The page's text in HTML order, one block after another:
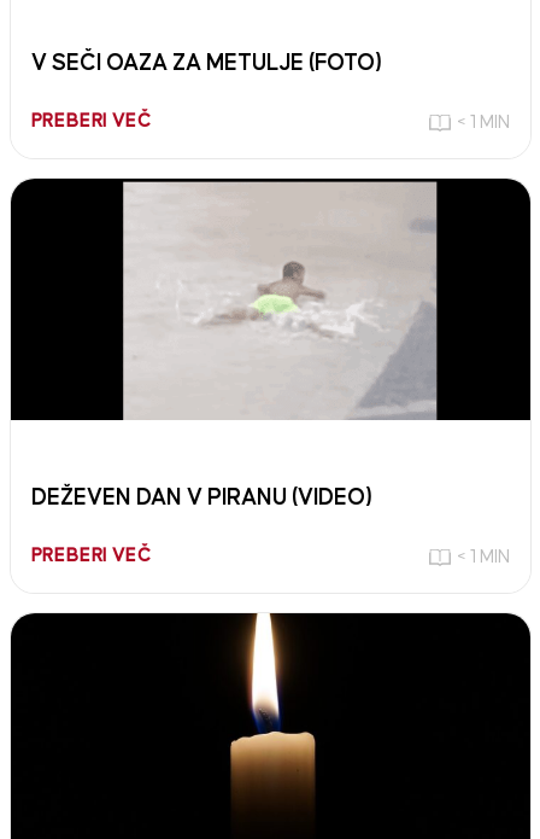
V SEČI OAZA ZA METULJE (FOTO)
PREBERI VEČ < 1 MIN
DEŽEVEN DAN V PIRANU (VIDEO)
PREBERI VEČ < 1 MIN